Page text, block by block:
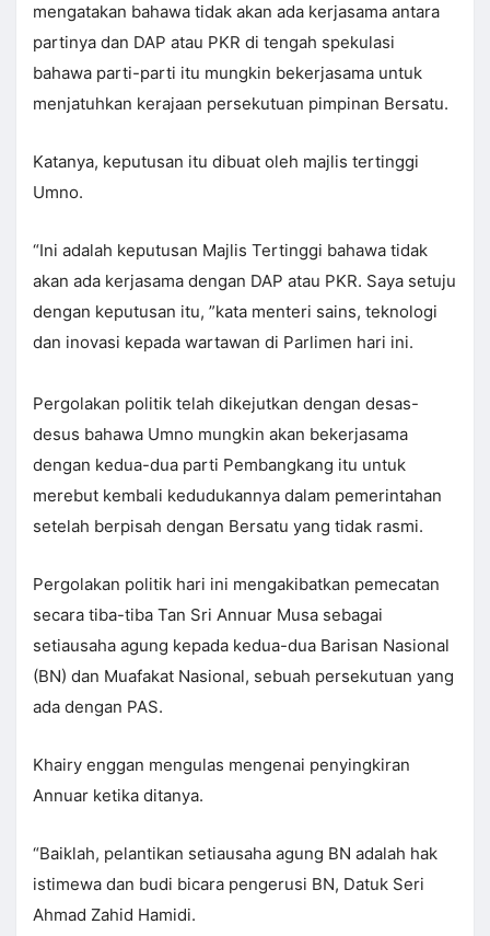
mengatakan bahawa tidak akan ada kerjasama antara
partinya dan DAP atau PKR di tengah spekulasi
bahawa parti-parti itu mungkin bekerjasama untuk
menjatuhkan kerajaan persekutuan pimpinan Bersatu.
Katanya, keputusan itu dibuat oleh majlis tertinggi
Umno.
“Ini adalah keputusan Majlis Tertinggi bahawa tidak
akan ada kerjasama dengan DAP atau PKR. Saya setuju
dengan keputusan itu, ”kata menteri sains, teknologi
dan inovasi kepada wartawan di Parlimen hari ini.
Pergolakan politik telah dikejutkan dengan desas-
desus bahawa Umno mungkin akan bekerjasama
dengan kedua-dua parti Pembangkang itu untuk
merebut kembali kedudukannya dalam pemerintahan
setelah berpisah dengan Bersatu yang tidak rasmi.
Pergolakan politik hari ini mengakibatkan pemecatan
secara tiba-tiba Tan Sri Annuar Musa sebagai
setiausaha agung kepada kedua-dua Barisan Nasional
(BN) dan Muafakat Nasional, sebuah persekutuan yang
ada dengan PAS.
Khairy enggan mengulas mengenai penyingkiran
Annuar ketika ditanya.
“Baiklah, pelantikan setiausaha agung BN adalah hak
istimewa dan budi bicara pengerusi BN, Datuk Seri
Ahmad Zahid Hamidi.